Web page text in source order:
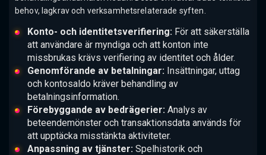
behov, lagkrav och verksamhetsrelaterade syften.
Konto- och identitetsverifiering: För att säkerställa
att användare är myndiga och att konton inte
missbrukas krävs verifiering av identitet och ålder.
Genomförande av betalningar: Insättningar, uttag
och kontosaldo kräver behandling av
betalningsinformation.
Förebyggande av bedrägerier: Analys av
beteendemönster och transaktionsdata används för
att upptäcka misstänkta aktiviteter.
Anpassning av tjänster: Spelhistorik och